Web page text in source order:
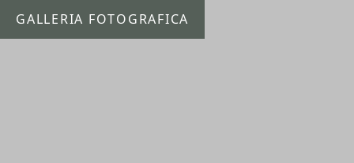
GALLERIA FOTOGRAFICA